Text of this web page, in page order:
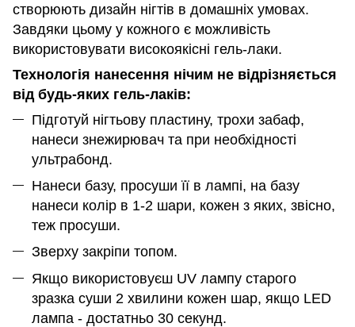
створюють дизайн нігтів в домашніх умовах.
Завдяки цьому у кожного є можливість
використовувати високоякісні гель-лаки.
Технологія нанесення нічим не відрізняється
від будь-яких гель-лаків:
Підготуй нігтьову пластину, трохи забаф,
нанеси знежирювач та при необхідності
ультрабонд.
Нанеси базу, просуши її в лампі, на базу
нанеси колір в 1-2 шари, кожен з яких, звісно,
теж просуши.
Зверху закріпи топом.
Якщо використовуєш UV лампу старого
зразка суши 2 хвилини кожен шар, якщо LED
лампа - достатньо 30 секунд.